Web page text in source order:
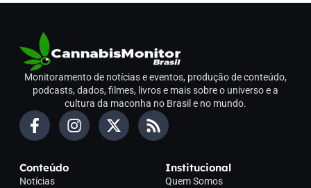
Monitoramento de notícias e eventos, produção de conteúdo,
podcasts, dados, filmes, livros e mais sobre o universo e a
cultura da maconha no Brasil e no mundo.
Conteúdo
Notícias
Institucional
Quem Somos